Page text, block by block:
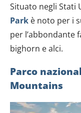
Situato negli Stati
Park è noto per i
per l’abbondante
bighorn e alci.
Parco
Mountains